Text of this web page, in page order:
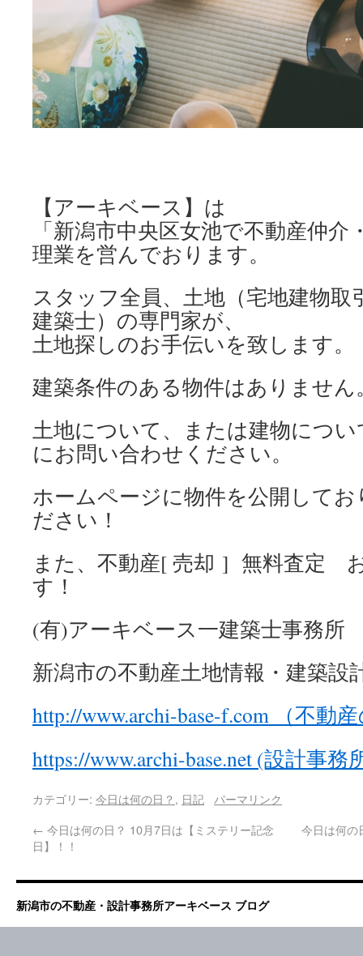
【アーキベース】は
「新潟市中央区女池で不動産仲介
理業を営んでおります。
スタッフ全員、土地（宅地建物取
建築士）の専門家が、
土地探しのお手伝いを致します。
建築条件のある物件はありません
土地について、または建物につ
にお問い合わせください。
ホームページに物件を公開して
ださい！
また、不動産[ 売却 ] 無料査定
す！
(有)アーキベース一建築士事務所
新潟市の不動産土地情報・建築設
http://www.archi-base-f.com （不動
https://www.archi-base.net (設計事
カテゴリー: 今日は何の日？ , 日記
パーマリンク
← 今日は何の日？ 10月7日は【ミステリー記念
日】！！
今日は何の
新潟市の不動産・設計事務所アーキベース ブログ